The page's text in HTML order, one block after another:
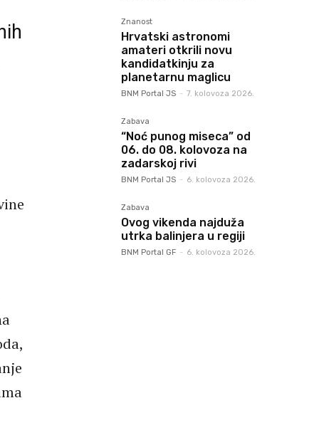
Znanost
Hrvatski astronomi
amateri otkrili novu
kandidatkinju za
planetarnu maglicu
BNM Portal JS - 7. kolovoza 2026.
Zabava
“Noć punog miseca” od
06. do 08. kolovoza na
zadarskoj rivi
BNM Portal JS - 6. kolovoza 2026.
Zabava
Ovog vikenda najduža
utrka balinjera u regiji
BNM Portal GF - 6. kolovoza 2026.